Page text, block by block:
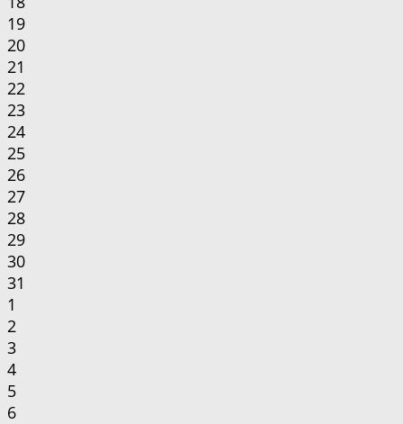
19
20
21
22
23
24
25
26
27
28
29
30
31
1
2
3
4
5
6